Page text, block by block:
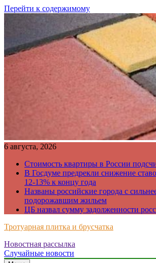
Перейти к содержимому
6 августа, 2026
Стоимость квартиры в России
В Госдуме предрекли снижение
12-13% к концу года
Названы российские города с
подорожавшим жильем
ЦБ назвал сумму задолженности
Тротуарная плитка и брусчатка
Just another WordPress site
Новостная рассылка
Случайные новости